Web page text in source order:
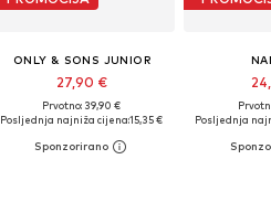
ONLY & SONS JUNIOR
27,90 €
Prvotno: 39,90 €
Posljednja najniža cijena:15,35 €
Posljednja